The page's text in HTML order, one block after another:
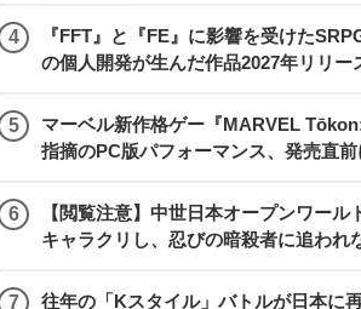
『FFT』と『FE』に影響を受けた
の個人開発が生んだ作品2027年リリー
マーベル新作格ゲー『MARVEL
指摘のPC版パフォーマンス、発売直
【閲覧注意】中世日本オープンワー
キャラクリし、忍びの暗殺者に追われ
往年の「Kスタイル」バトルが日本に